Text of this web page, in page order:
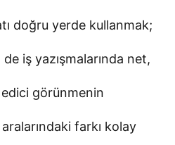
doğru yerde kullanmak;
iş yazışmalarında net,
görünmenin
farkı kolay